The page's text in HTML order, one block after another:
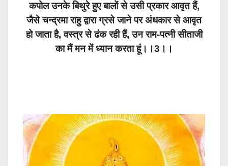
कपोल उनके बिथुरे हुए बालों से उसी प्रकार आवृत हैं,
जैसे चन्द्रमा राहु द्वारा ग्रसे जाने पर अंधकार से आवृत
हो जाता है, वस्त्र से ढंक रही हैं, उन राम-पत्नी सीताजी
का मैं मन में ध्यान करता हूं।।3।।